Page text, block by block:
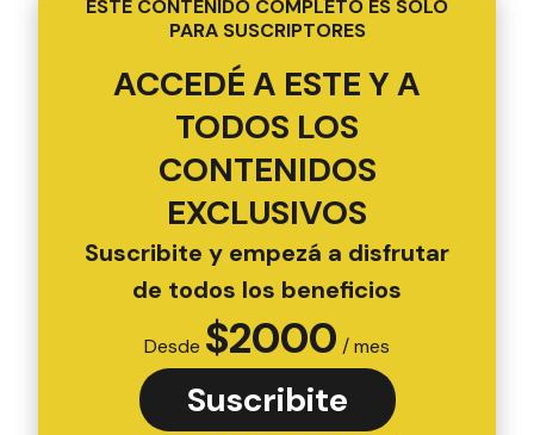
ESTE CONTENIDO COMPLETO ES SOLO
PARA SUSCRIPTORES
ACCEDÉ A ESTE Y A
TODOS LOS
CONTENIDOS
EXCLUSIVOS
Suscribite y empezá a disfrutar
de todos los beneficios
Desde $2000 / mes
Suscribite